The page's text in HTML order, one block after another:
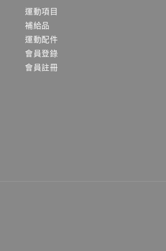
運動項目
補給品
運動配件
會員登錄
會員註冊